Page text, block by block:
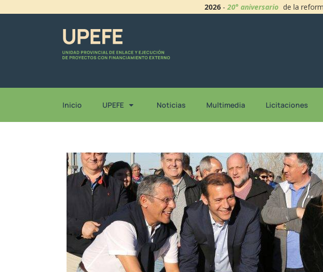
2026 -20° aniversario de la
Inicio UPEFE Noticias Multimedia Licitaciones